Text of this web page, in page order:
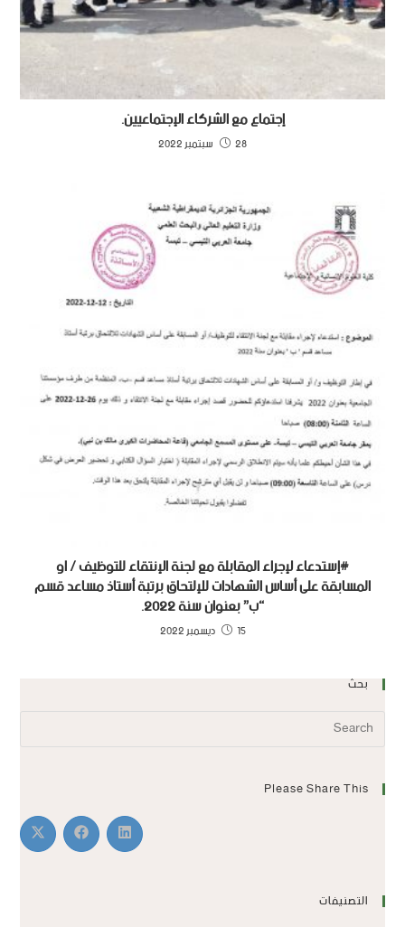
إجتماع مع الشركاء الإجتماعيين.
28 سبتمبر 2022
#إستدعاء لإجراء المقابلة مع لجنة الإنتقاء للتوظيف / او
المسابقة على أساس الشهادات للإلتحاق برتبة أستاذ مساعد قسم
“ب” بعنوان سنة 2022.
15 ديسمبر 2022
بحث
Please Share This
التصنيفات